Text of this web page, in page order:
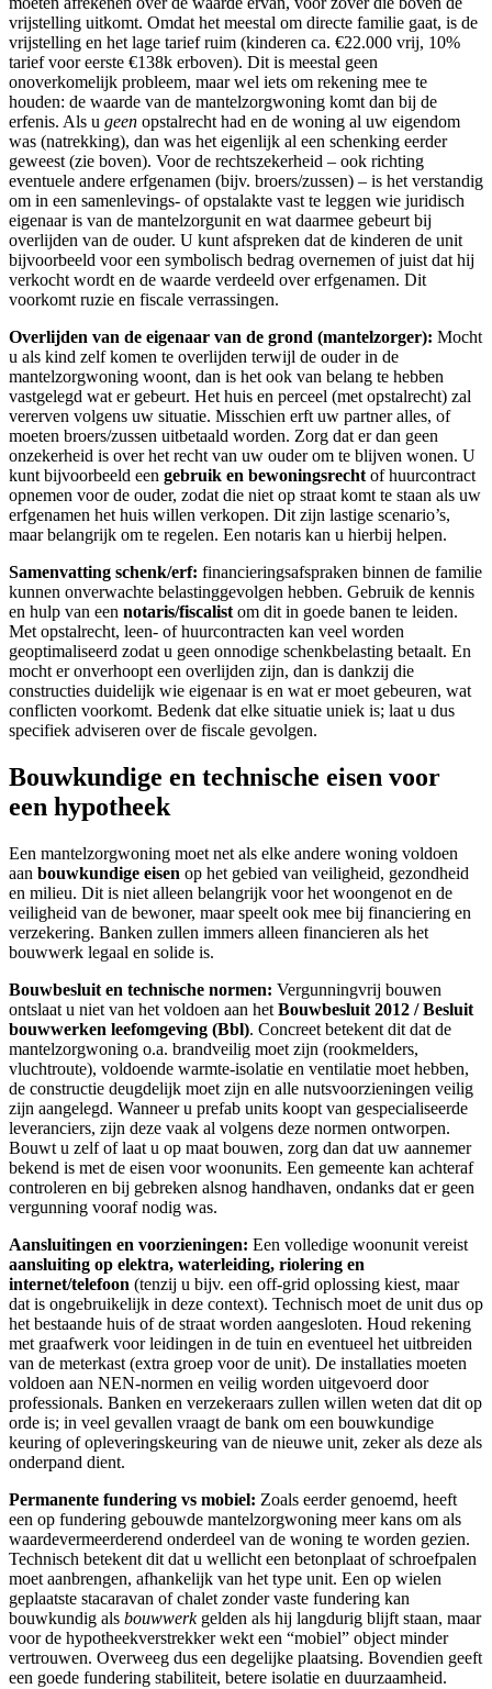
vrijstelling uitkomt. Omdat het meestal om directe familie gaat, is de
vrijstelling en het lage tarief ruim (kinderen ca. €22.000 vrij, 10%
tarief voor eerste €138k erboven). Dit is meestal geen
onoverkomelijk probleem, maar wel iets om rekening mee te
houden: de waarde van de mantelzorgwoning komt dan bij de
erfenis. Als u geen opstalrecht had en de woning al uw eigendom
was (natrekking), dan was het eigenlijk al een schenking eerder
geweest (zie boven). Voor de rechtszekerheid – ook richting
eventuele andere erfgenamen (bijv. broers/zussen) – is het verstandig
om in een samenlevings- of opstalakte vast te leggen wie juridisch
eigenaar is van de mantelzorgunit en wat daarmee gebeurt bij
overlijden van de ouder. U kunt afspreken dat de kinderen de unit
bijvoorbeeld voor een symbolisch bedrag overnemen of juist dat hij
verkocht wordt en de waarde verdeeld over erfgenamen. Dit
voorkomt ruzie en fiscale verrassingen.
Overlijden van de eigenaar van de grond (mantelzorger): Mocht
u als kind zelf komen te overlijden terwijl de ouder in de
mantelzorgwoning woont, dan is het ook van belang te hebben
vastgelegd wat er gebeurt. Het huis en perceel (met opstalrecht) zal
vererven volgens uw situatie. Misschien erft uw partner alles, of
moeten broers/zussen uitbetaald worden. Zorg dat er dan geen
onzekerheid is over het recht van uw ouder om te blijven wonen. U
kunt bijvoorbeeld een gebruik en bewoningsrecht of huurcontract
opnemen voor de ouder, zodat die niet op straat komt te staan als uw
erfgenamen het huis willen verkopen. Dit zijn lastige scenario’s,
maar belangrijk om te regelen. Een notaris kan u hierbij helpen.
Samenvatting schenk/erf: financieringsafspraken binnen de familie
kunnen onverwachte belastinggevolgen hebben. Gebruik de kennis
en hulp van een notaris/fiscalist om dit in goede banen te leiden.
Met opstalrecht, leen- of huurcontracten kan veel worden
geoptimaliseerd zodat u geen onnodige schenkbelasting betaalt. En
mocht er onverhoopt een overlijden zijn, dan is dankzij die
constructies duidelijk wie eigenaar is en wat er moet gebeuren, wat
conflicten voorkomt. Bedenk dat elke situatie uniek is; laat u dus
specifiek adviseren over de fiscale gevolgen.
Bouwkundige en technische eisen voor
een hypotheek
Een mantelzorgwoning moet net als elke andere woning voldoen
aan bouwkundige eisen op het gebied van veiligheid, gezondheid
en milieu. Dit is niet alleen belangrijk voor het woongenot en de
veiligheid van de bewoner, maar speelt ook mee bij financiering en
verzekering. Banken zullen immers alleen financieren als het
bouwwerk legaal en solide is.
Bouwbesluit en technische normen: Vergunningvrij bouwen
ontslaat u niet van het voldoen aan het Bouwbesluit 2012 / Besluit
bouwwerken leefomgeving (Bbl). Concreet betekent dit dat de
mantelzorgwoning o.a. brandveilig moet zijn (rookmelders,
vluchtroute), voldoende warmte-isolatie en ventilatie moet hebben,
de constructie deugdelijk moet zijn en alle nutsvoorzieningen veilig
zijn aangelegd. Wanneer u prefab units koopt van gespecialiseerde
leveranciers, zijn deze vaak al volgens deze normen ontworpen.
Bouwt u zelf of laat u op maat bouwen, zorg dan dat uw aannemer
bekend is met de eisen voor woonunits. Een gemeente kan achteraf
controleren en bij gebreken alsnog handhaven, ondanks dat er geen
vergunning vooraf nodig was.
Aansluitingen en voorzieningen: Een volledige woonunit vereist
aansluiting op elektra, waterleiding, riolering en
internet/telefoon (tenzij u bijv. een off-grid oplossing kiest, maar
dat is ongebruikelijk in deze context). Technisch moet de unit dus op
het bestaande huis of de straat worden aangesloten. Houd rekening
met graafwerk voor leidingen in de tuin en eventueel het uitbreiden
van de meterkast (extra groep voor de unit). De installaties moeten
voldoen aan NEN-normen en veilig worden uitgevoerd door
professionals. Banken en verzekeraars zullen willen weten dat dit op
orde is; in veel gevallen vraagt de bank om een bouwkundige
keuring of opleveringskeuring van de nieuwe unit, zeker als deze als
onderpand dient.
Permanente fundering vs mobiel: Zoals eerder genoemd, heeft
een op fundering gebouwde mantelzorgwoning meer kans om als
waardevermeerderend onderdeel van de woning te worden gezien.
Technisch betekent dit dat u wellicht een betonplaat of schroefpalen
moet aanbrengen, afhankelijk van het type unit. Een op wielen
geplaatste stacaravan of chalet zonder vaste fundering kan
bouwkundig als bouwwerkgelden als hij langdurig blijft staan, maar
voor de hypotheekverstrekker wekt een “mobiel” object minder
vertrouwen. Overweeg dus een degelijke plaatsing. Bovendien geeft
een goede fundering stabiliteit, betere isolatie en duurzaamheid.